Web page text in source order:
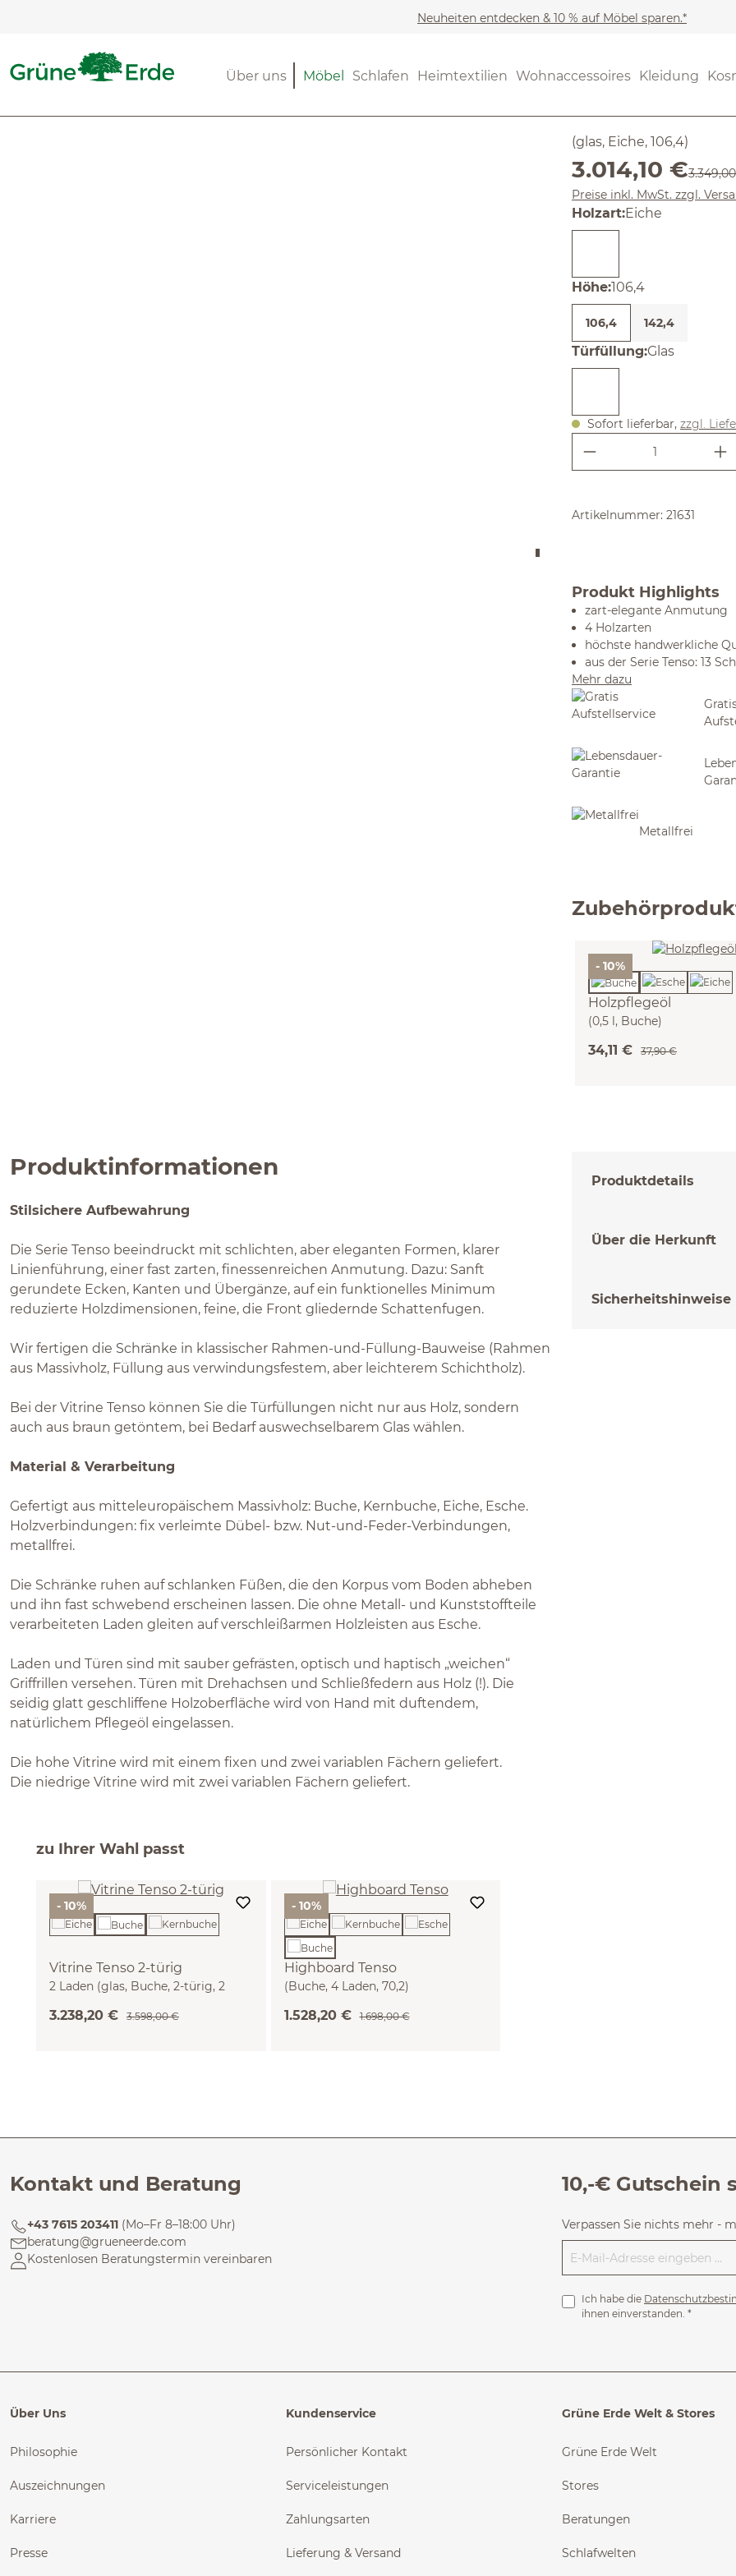
Neuheiten entdecken & 10 % auf Möbel sparen.*
Möbel Schlafen Heimtextilien Wohnaccessoires Kleidung
Über uns (4.42) 19
(glas, Eiche, 106,4)
Verkaufspreis:
3.014,10 €
Preise inkl. MwSt. zzgl.
Holzartauswählen
:Eiche
Höheauswählen
:106,4
106,4 142,4
Türfüllungauswählen
:Glas
Sofort lieferbar, zzgl.
Produkt
Artikelnummer: 21631
Produkt Highlights
zart-elegante Anmutung
4 Holzarten
höchste handwerkliche
aus der Serie Tenso: 13
Mehr dazu
Metallfrei
- 10%
Holzpflegeöl
(0,5 l, Buche)
34,11 € 37,90 €
Produktinformationen
Stilsichere Aufbewahrung
Die Serie Tenso beeindruckt mit schlichten, aber eleganten Formen, klarer
Linienführung, einer fast zarten, finessenreichen Anmutung. Dazu: Sanft
gerundete Ecken, Kanten und Übergänze, auf ein funktionelles Minimum
reduzierte Holzdimensionen, feine, die Front gliedernde Schattenfugen.
Wir fertigen die Schränke in klassischer Rahmen-und-Füllung-Bauweise (Rahmen
aus Massivholz, Füllung aus verwindungsfestem, aber leichterem Schichtholz).
Bei der Vitrine Tenso können Sie die Türfüllungen nicht nur aus Holz, sondern
auch aus braun getöntem, bei Bedarf auswechselbarem Glas wählen.
Material & Verarbeitung
Gefertigt aus mitteleuropäischem Massivholz: Buche, Kernbuche, Eiche, Esche.
Holzverbindungen: fix verleimte Dübel- bzw. Nut-und-Feder-Verbindungen,
metallfrei.
Die Schränke ruhen auf schlanken Füßen, die den Korpus vom Boden abheben
und ihn fast schwebend erscheinen lassen. Die ohne Metall- und Kunststoffteile
verarbeiteten Laden gleiten auf verschleißarmen Holzleisten aus Esche.
Laden und Türen sind mit sauber gefrästen, optisch und haptisch „weichen“
Griffrillen versehen. Türen mit Drehachsen und Schließfedern aus Holz (!). Die
seidig glatt geschliffene Holzoberfläche wird von Hand mit duftendem,
natürlichem Pflegeöl eingelassen.
Die hohe Vitrine wird mit einem fixen und zwei variablen Fächern geliefert.
Die niedrige Vitrine wird mit zwei variablen Fächern geliefert.
Produktdetails
Über die Herkunft
Sicherheitshinweise
zu Ihrer Wahl passt
- 10%
Vitrine Tenso 2-türig
2 Laden (glas, Buche, 2-türig, 2
3.238,20 € 3.598,00 €
- 10%
Highboard Tenso
(Buche, 4 Laden, 70,2)
1.528,20 € 1.698,00 €
Kontakt und Beratung
+43 7615 203411 (Mo–Fr 8–18:00 Uhr)
beratung@grueneerde.com
Kostenlosen Beratungstermin vereinbaren
10,-€ Gutschein
Verpassen Sie nichts mehr -
Ich habe die
ihnen einverstanden. *
Über Uns
Philosophie
Auszeichnungen
Karriere
Presse
Kundenservice
Persönlicher Kontakt
Serviceleistungen
Zahlungsarten
Lieferung & Versand
Grüne Erde Welt & Stores
Grüne Erde Welt
Stores
Beratungen
Schlafwelten